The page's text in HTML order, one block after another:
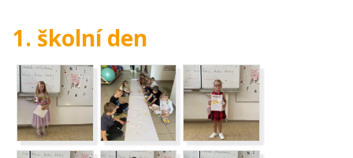
1. školní den